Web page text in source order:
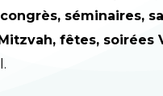
séminaires,
fêtes,